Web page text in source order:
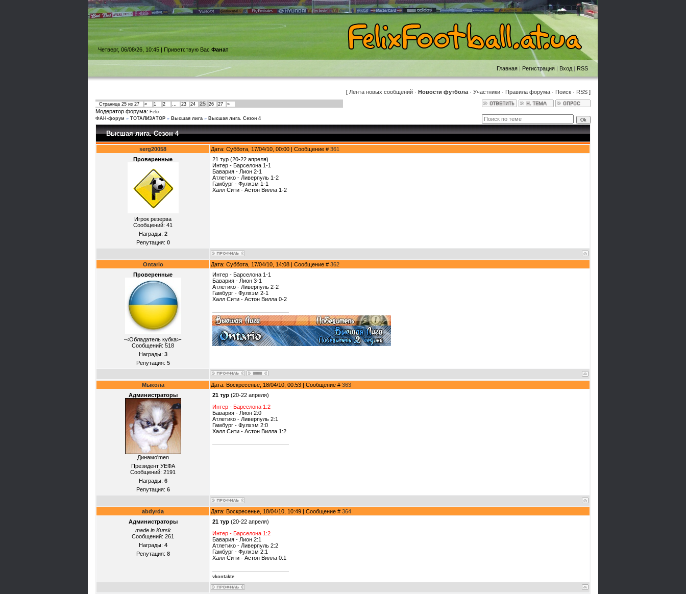
Четверг, 06/08/26, 10:45 | Приветствую Вас Фанат
Главная | Регистрация | Вход | RSS
[ Лента новых сообщений · Новости футбола · Участники · Правила форума · Поиск · RSS ]
Страница 25 из 27 « 1 2 … 23 24 25 26 27 »
Модератор форума: Felix
ФАН-форум » ТОТАЛИЗАТОР » Высшая лига » Высшая лига. Сезон 4
Высшая лига. Сезон 4
serg20058 Дата: Суббота, 17/04/10, 00:00 | Сообщение # 361
Проверенные
Игрок резерва
Сообщений: 41
Награды: 2
Репутация: 0
21 тур (20-22 апреля)
Интер - Барселона 1-1
Бавария - Лион 2-1
Атлетико - Ливерпуль 1-2
Гамбург - Фулхэм 1-1
Халл Сити - Астон Вилла 1-2
Ontario Дата: Суббота, 17/04/10, 14:08 | Сообщение # 362
Проверенные
-<Обладатель кубка>-
Сообщений: 518
Награды: 3
Репутация: 5
Интер - Барселона 1-1
Бавария - Лион 3-1
Атлетико - Ливерпуль 2-2
Гамбург - Фулхэм 2-1
Халл Сити - Астон Вилла 0-2
Мыкола Дата: Воскресенье, 18/04/10, 00:53 | Сообщение # 363
Администраторы
Динамо'mеn
Президент УЕФА
Сообщений: 2191
Награды: 6
Репутация: 6
21 тур (20-22 апреля)
Интер - Барселона 1:2
Бавария - Лион 2:0
Атлетико - Ливерпуль 2:1
Гамбург - Фулхэм 2:0
Халл Сити - Астон Вилла 1:2
abdyrda Дата: Воскресенье, 18/04/10, 10:49 | Сообщение # 364
Администраторы
made in Kursk
Сообщений: 261
Награды: 4
Репутация: 8
21 тур (20-22 апреля)
Интер - Барселона 1:2
Бавария - Лион 2:1
Атлетико - Ливерпуль 2:2
Гамбург - Фулхэм 2:1
Халл Сити - Астон Вилла 0:1
vkontakte